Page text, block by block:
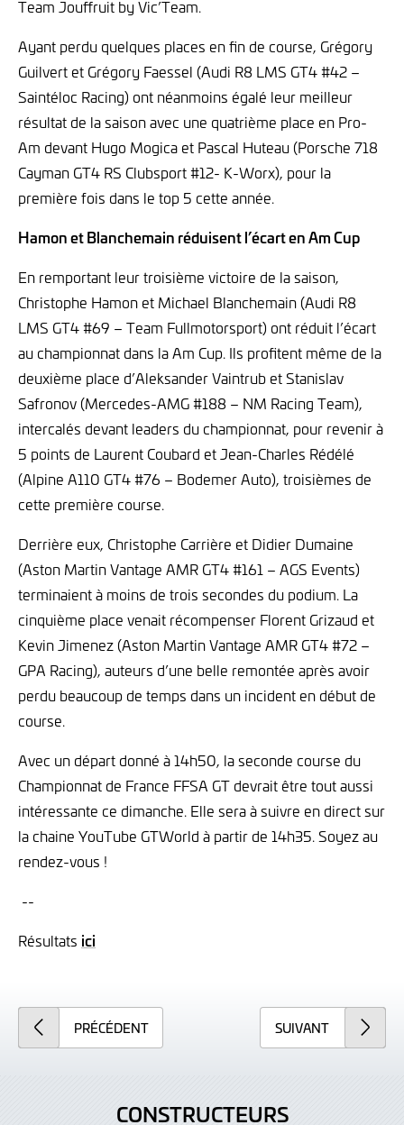
Team Jouffruit by Vic’Team.
Ayant perdu quelques places en fin de course, Grégory
Guilvert et Grégory Faessel (Audi R8 LMS GT4 #42 –
Saintéloc Racing) ont néanmoins égalé leur meilleur
résultat de la saison avec une quatrième place en Pro-
Am devant Hugo Mogica et Pascal Huteau (Porsche 718
Cayman GT4 RS Clubsport #12- K-Worx), pour la
première fois dans le top 5 cette année.
Hamon et Blanchemain réduisent l’écart en Am Cup
En remportant leur troisième victoire de la saison,
Christophe Hamon et Michael Blanchemain (Audi R8
LMS GT4 #69 – Team Fullmotorsport) ont réduit l’écart
au championnat dans la Am Cup. Ils profitent même de la
deuxième place d’Aleksander Vaintrub et Stanislav
Safronov (Mercedes-AMG #188 – NM Racing Team),
intercalés devant leaders du championnat, pour revenir à
5 points de Laurent Coubard et Jean-Charles Rédélé
(Alpine A110 GT4 #76 – Bodemer Auto), troisièmes de
cette première course.
Derrière eux, Christophe Carrière et Didier Dumaine
(Aston Martin Vantage AMR GT4 #161 – AGS Events)
terminaient à moins de trois secondes du podium. La
cinquième place venait récompenser Florent Grizaud et
Kevin Jimenez (Aston Martin Vantage AMR GT4 #72 –
GPA Racing), auteurs d’une belle remontée après avoir
perdu beaucoup de temps dans un incident en début de
course.
Avec un départ donné à 14h50, la seconde course du
Championnat de France FFSA GT devrait être tout aussi
intéressante ce dimanche. Elle sera à suivre en direct sur
la chaine YouTube GTWorld à partir de 14h35. Soyez au
rendez-vous !
--
Résultats ici
PRÉCÉDENT SUIVANT
CONSTRUCTEURS